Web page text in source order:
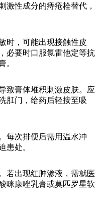
激性成分的痔疮栓替代，
时，可能出现接触性皮
必要时口服氯雷他定等抗
。
致膏体堆积刺激皮肤。应
肛门，给药后轻按至吸
每次排便后需用温水冲
患处。
若出现红肿渗液，需就医
咪康唑乳膏或莫匹罗星软